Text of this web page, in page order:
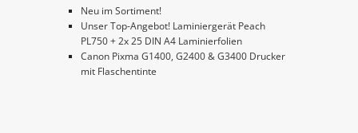
Neu im Sortiment!
Unser Top-Angebot! Laminiergerät Peach
PL750 + 2x 25 DIN A4 Laminierfolien
Canon Pixma G1400, G2400 & G3400 Drucker
mit Flaschentinte